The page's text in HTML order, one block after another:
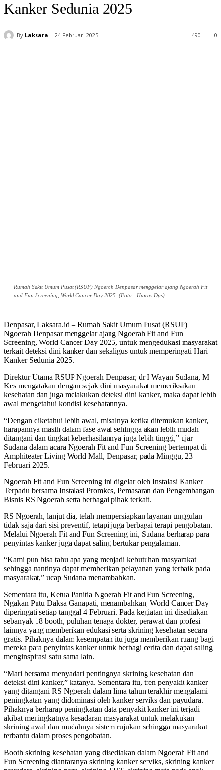
Kanker Sedunia 2025
By Laksara 24 Februari 2025 0
490
Rumah Sakit Umum Pusat (RSUP) Ngoerah Denpasar menggelar ajang Ngoerah Fit
and Fun Screening, World Cancer Day 2025. (Foto : Humas Dps)
Denpasar, Laksara.id – Rumah Sakit Umum Pusat (RSUP)
Ngoerah Denpasar menggelar ajang Ngoerah Fit and Fun
Screening, World Cancer Day 2025, untuk mengedukasi masyarakat
terkait deteksi dini kanker dan sekaligus untuk memperingati Hari
Kanker Sedunia 2025.
Direktur Utama RSUP Ngoerah Denpasar, dr I Wayan Sudana, M
Kes mengatakan dengan sejak dini masyarakat memeriksakan
kesehatan dan juga melakukan deteksi dini kanker, maka dapat lebih
awal mengetahui kondisi kesehatannya.
“Dengan diketahui lebih awal, misalnya ketika ditemukan kanker,
harapannya masih dalam fase awal sehingga akan lebih mudah
ditangani dan tingkat keberhasilannya juga lebih tinggi,” ujar
Sudana dalam acara Ngoerah Fit and Fun Screening bertempat di
Amphiteater Living World Mall, Denpasar, pada Minggu, 23
Februari 2025.
Ngoerah Fit and Fun Screening ini digelar oleh Instalasi Kanker
Terpadu bersama Instalasi Promkes, Pemasaran dan Pengembangan
Bisnis RS Ngoerah serta berbagai pihak terkait.
RS Ngoerah, lanjut dia, telah mempersiapkan layanan unggulan
tidak saja dari sisi preventif, tetapi juga berbagai terapi pengobatan.
Melalui Ngoerah Fit and Fun Screening ini, Sudana berharap para
penyintas kanker juga dapat saling bertukar pengalaman.
“Kami pun bisa tahu apa yang menjadi kebutuhan masyarakat
sehingga nantinya dapat memberikan pelayanan yang terbaik pada
masyarakat,” ucap Sudana menambahkan.
Sementara itu, Ketua Panitia Ngoerah Fit and Fun Screening,
Ngakan Putu Daksa Ganapati, menambahkan, World Cancer Day
diperingati setiap tanggal 4 Februari. Pada kegiatan ini disediakan
sebanyak 18 booth, puluhan tenaga dokter, perawat dan profesi
lainnya yang memberikan edukasi serta skrining kesehatan secara
gratis. Pihaknya dalam kesempatan itu juga memberikan ruang bagi
mereka para penyintas kanker untuk berbagi cerita dan dapat saling
menginspirasi satu sama lain.
“Mari bersama menyadari pentingnya skrining kesehatan dan
deteksi dini kanker,” katanya. Sementara itu, tren penyakit kanker
yang ditangani RS Ngoerah dalam lima tahun terakhir mengalami
peningkatan yang didominasi oleh kanker serviks dan payudara.
Pihaknya berharap peningkatan data penyakit kanker ini terjadi
akibat meningkatnya kesadaran masyarakat untuk melakukan
skrining awal dan mudahnya sistem rujukan sehingga masyarakat
terbantu dalam proses pengobatan.
Booth skrining kesehatan yang disediakan dalam Ngoerah Fit and
Fun Screening diantaranya skrining kanker serviks, skrining kanker